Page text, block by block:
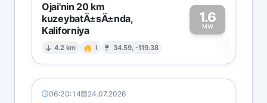
Ojai'nin 20 km
kuzeybatÄ±sÄ±nda,
Kaliforniya
4.2 km I 34.59, -119.38
1.6
MW
1
06:20:14 24.07.2026